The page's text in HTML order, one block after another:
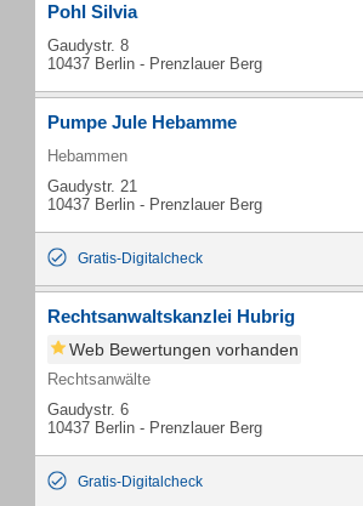
Pohl Silvia
Gaudystr. 8
10437 Berlin - Prenzlauer Berg
Pumpe Jule Hebamme
Hebammen
Gaudystr. 21
10437 Berlin - Prenzlauer Berg
Gratis-Digitalcheck
Rechtsanwaltskanzlei Hubrig
Web Bewertungen vorhanden
Rechtsanwälte
Gaudystr. 6
10437 Berlin - Prenzlauer Berg
Gratis-Digitalcheck